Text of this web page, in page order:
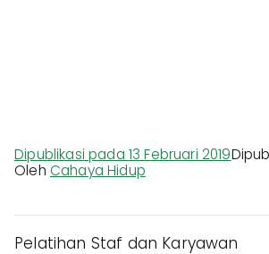
Dipublikasi pada 13 Februari 2019
Oleh Cahaya Hidup
Pelatihan Staf dan Karyawan